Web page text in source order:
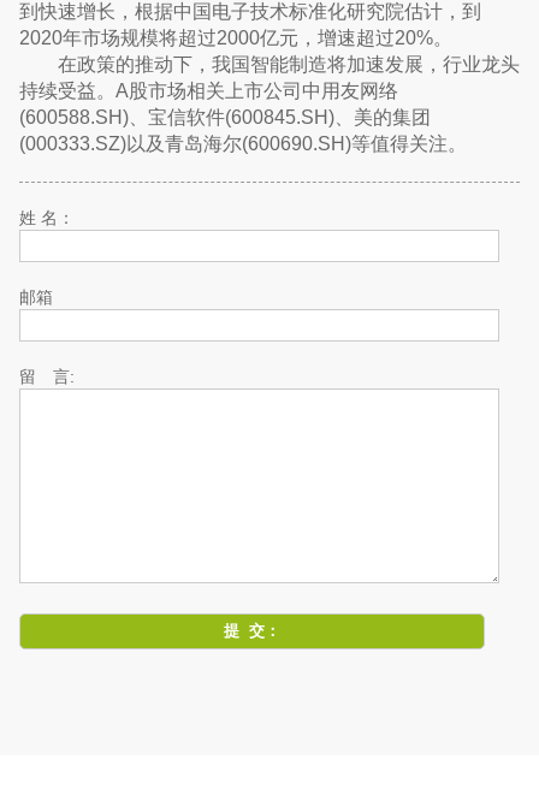
到快速增长，根据中国电子技术标准化研究院估计，到
2020年市场规模将超过2000亿元，增速超过20%。
在政策的推动下，我国智能制造将加速发展，行业龙头
持续受益。A股市场相关上市公司中用友网络
(600588.SH)、宝信软件(600845.SH)、美的集团
(000333.SZ)以及青岛海尔(600690.SH)等值得关注。
姓 名：
邮箱
留 言: